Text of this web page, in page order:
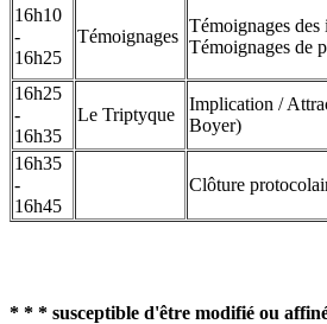
16h10
-
16h25
Témoignages
Témoignages
Témoignages de
16h25
-
16h35
Le Triptyque
Implication /
Boyer)
16h35
-
16h45
Clôture
* * * susceptible d'être modifié ou